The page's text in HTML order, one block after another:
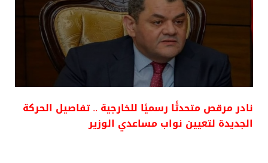
نادر مرقص متحدثًا رسميًا للخارجية .. تفاصيل الحركة
الجديدة لتعيين نواب مساعدي الوزير